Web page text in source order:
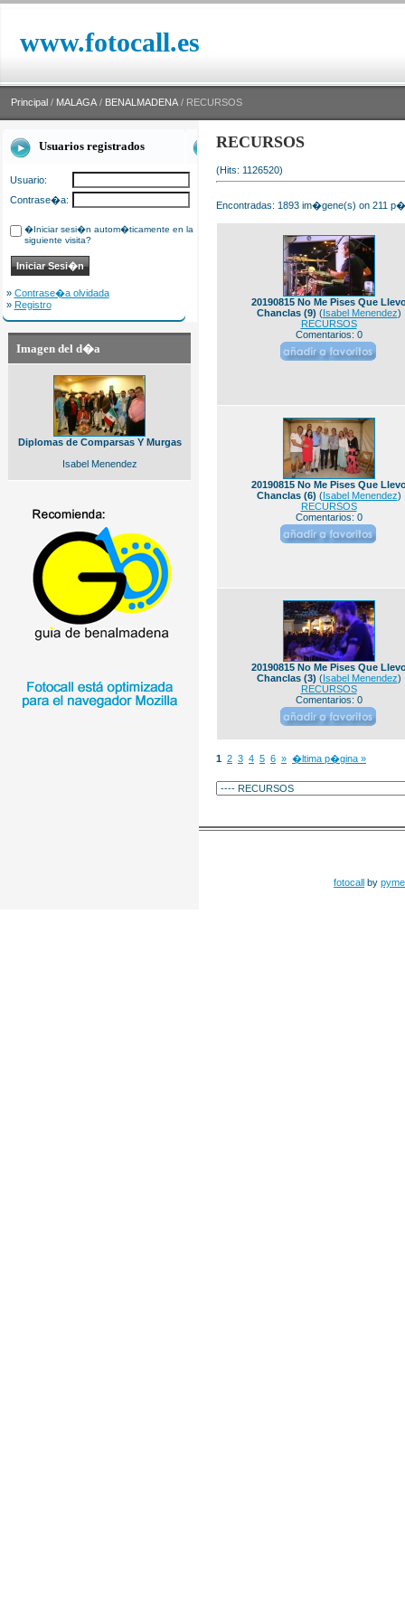
www.fotocall.es
Principal / MALAGA / BENALMADENA / RECURSOS
Usuarios registrados
Usuario:
Contrase�a:
�Iniciar sesi�n autom�ticamente en la
siguiente visita?
» Contrase�a olvidada
» Registro
Imagen del d�a
Diplomas de Comparsas Y Murgas
Isabel Menendez
RECURSOS
(Hits: 1126520)
Encontradas: 1893 im�gene(s) on 211
20190815 No Me Pises Que
Chanclas (9) (Isabel Menendez)
RECURSOS
Comentarios: 0
20190815 No Me Pises Que
Chanclas (6) (Isabel Menendez)
RECURSOS
Comentarios: 0
20190815 No Me Pises Que
Chanclas (3) (Isabel Menendez)
RECURSOS
Comentarios: 0
1 2 3 4 5 6 » �ltima p�gina »
fotocall by